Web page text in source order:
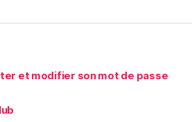
et modifier son mot de passe